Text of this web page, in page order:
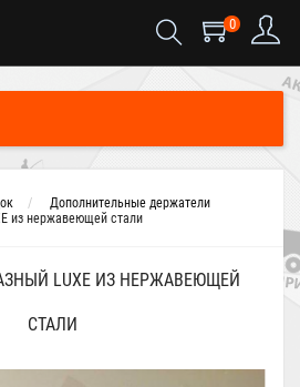
0
Дополнительные держатели
из нержавеющей стали
LUXE ИЗ НЕРЖАВЕЮЩЕЙ
СТАЛИ